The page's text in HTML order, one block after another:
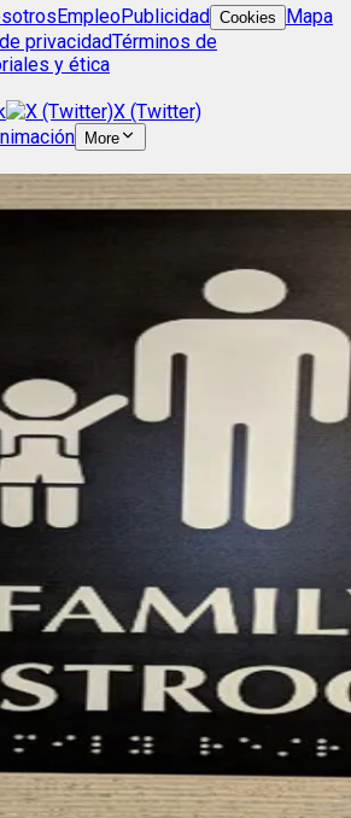
EmpleoPublicidad Cookies
Mapa
privacidadTérminos de
y ética
X (Twitter)
More